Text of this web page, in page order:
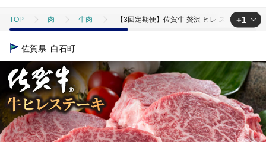
TOP 肉 牛肉 【3回定期便】佐賀牛 贅沢 ヒレ ステーキ
TOP
+1
佐賀県 白石町